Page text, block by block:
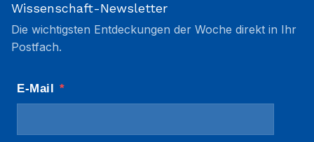
Wissenschaft-Newsletter
Die wichtigsten Entdeckungen der Woche direkt in Ihr
Postfach.